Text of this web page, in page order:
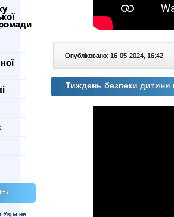
України
Опубліковано: 16-05-2024, 16:42 |
Тиждень безпеки